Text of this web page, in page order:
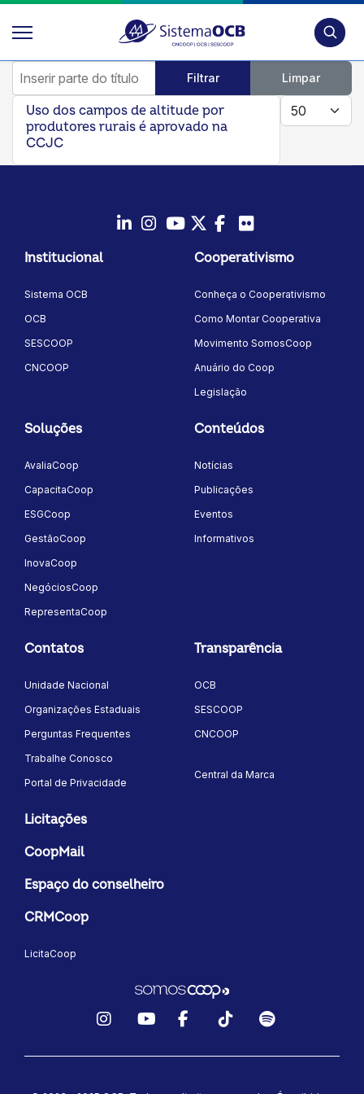
Inserir parte do título
Filtrar Limpar
Mostrar #
Uso dos campos de altitude por
produtores rurais é aprovado na
CCJC
Instagram
YoutubeTwitter/X
Facebook
Institucional
Sistema OCB
OCB
SESCOOP
CNCOOP
Cooperativismo
Conheça o Cooperativismo
Como Montar Cooperativa
Movimento SomosCoop
Anuário do Coop
Legislação
Soluções
AvaliaCoop
CapacitaCoop
ESGCoop
GestãoCoop
InovaCoop
NegóciosCoop
RepresentaCoop
Conteúdos
Notícias
Publicações
Eventos
Informativos
Contatos
Unidade Nacional
Organizações Estaduais
Perguntas Frequentes
Trabalhe Conosco
Portal de Privacidade
Transparência
OCB
SESCOOP
CNCOOP
Central da Marca
Licitações
CoopMail
Espaço do conselheiro
CRMCoop
LicitaCoop